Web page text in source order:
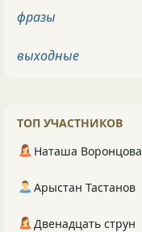
фразы
выходные
ТОП УЧАСТНИКОВ
Наташа Воронцова
Арыстан Тастанов
Двенадцать струн